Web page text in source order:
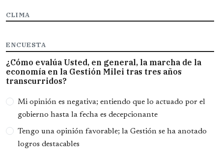
CLIMA
ENCUESTA
¿Cómo evalúa Usted, en general, la marcha de la
economía en la Gestión Milei tras tres años
transcurridos?
Opciones
Mi opinión es negativa; entiendo que lo actuado por el
gobierno hasta la fecha es decepcionante
Tengo una opinión favorable; la Gestión se ha anotado
logros destacables